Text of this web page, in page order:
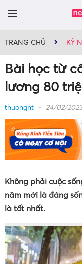
TRANG CHỦ KỸ
Bài học từ
lương 80
thuongnt 24/02/
Không phải cuộc
năm mới là đáng
là tốt nhất.